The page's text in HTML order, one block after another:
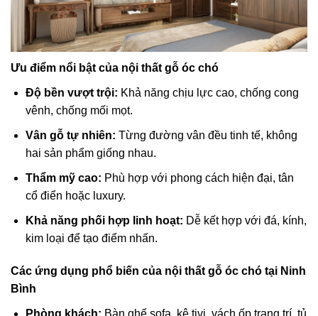
Ưu điểm nổi bật của nội thất gỗ óc chó
Độ bền vượt trội: Khả năng chịu lực cao, chống cong
vênh, chống mối mọt.
Vân gỗ tự nhiên: Từng đường vân đều tinh tế, không
hai sản phẩm giống nhau.
Thẩm mỹ cao: Phù hợp với phong cách hiện đại, tân
cổ điển hoặc luxury.
Khả năng phối hợp linh hoạt: Dễ kết hợp với đá, kính,
kim loại để tạo điểm nhấn.
Các ứng dụng phổ biến của nội thất gỗ óc chó tại Ninh
Bình
Phòng khách: Bàn ghế sofa, kệ tivi, vách ốp trang trí, tủ